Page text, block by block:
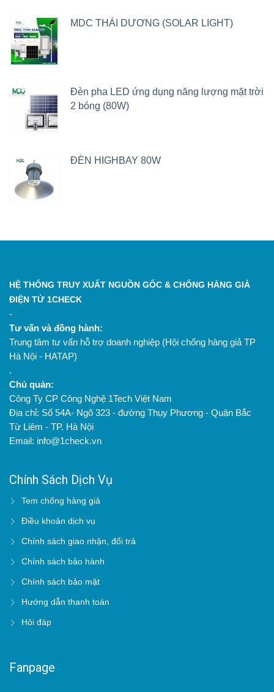
MDC THÁI DƯƠNG (SOLAR LIGHT)
Đèn pha LED ứng dụng năng lượng mặt trời
2 bóng (80W)
ĐÈN HIGHBAY 80W
HỆ THỐNG TRUY XUẤT NGUỒN GỐC & CHỐNG HÀNG GIẢ
ĐIỆN TỬ 1CHECK
-
Tư vấn và đồng hành:
Trung tâm tư vấn hỗ trợ doanh nghiệp (Hội chống hàng giả TP
Hà Nội - HATAP)
.
Chủ quản:
Công Ty CP Công Nghệ 1Tech Việt Nam
Địa chỉ: Số 54A- Ngõ 323 - đường Thụy Phương - Quận Bắc
Từ Liêm - TP. Hà Nội
Email: info@1check.vn
Chính Sách Dịch Vụ
Tem chống hàng giả
Điều khoản dịch vụ
Chính sách giao nhận, đổi trả
Chính sách bảo hành
Chính sách bảo mật
Hướng dẫn thanh toán
Hỏi đáp
Fanpage